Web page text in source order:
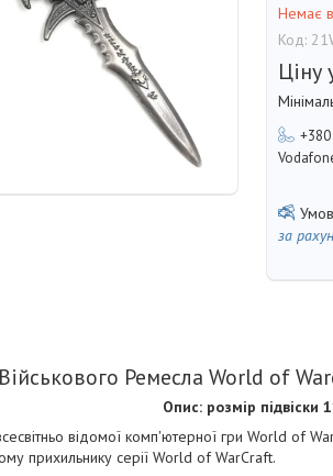
Немає в
Код:
Ціну
за
Ремесла World of
Опис: розмір підвіски
відомої комп'ютерної гри World of
прихильнику серії World of WarCraft.